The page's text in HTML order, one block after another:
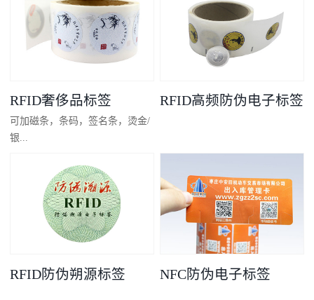
RFID奢侈品标签
可加磁条，条码，签名条，烫金/
银...
凸码，金/银底
RFID高频防伪电子标签
RFID防伪朔源标签 NFC防伪电子标签